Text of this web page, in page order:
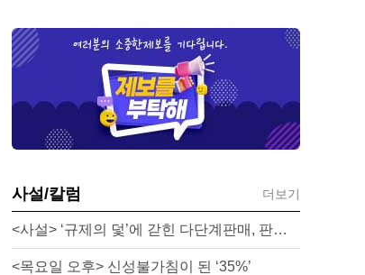
사설/칼럼 더보기
<사설> ‘규제의 덫’에 갇힌 다단계판매, 판매원 보호 시급하다
<목요일 오후> 신성불가침이 된 ‘35%’